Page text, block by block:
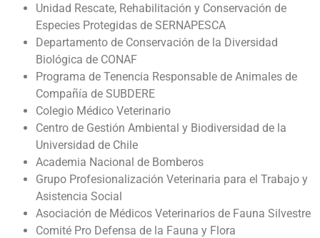
Unidad Rescate, Rehabilitación y Conservación de
Especies Protegidas de SERNAPESCA
Departamento de Conservación de la Diversidad
Biológica de CONAF
Programa de Tenencia Responsable de Animales de
Compañía de SUBDERE
Colegio Médico Veterinario
Centro de Gestión Ambiental y Biodiversidad de la
Universidad de Chile
Academia Nacional de Bomberos
Grupo Profesionalización Veterinaria para el Trabajo y
Asistencia Social
Asociación de Médicos Veterinarios de Fauna Silvestre
Comité Pro Defensa de la Fauna y Flora